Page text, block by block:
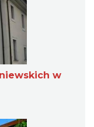
w